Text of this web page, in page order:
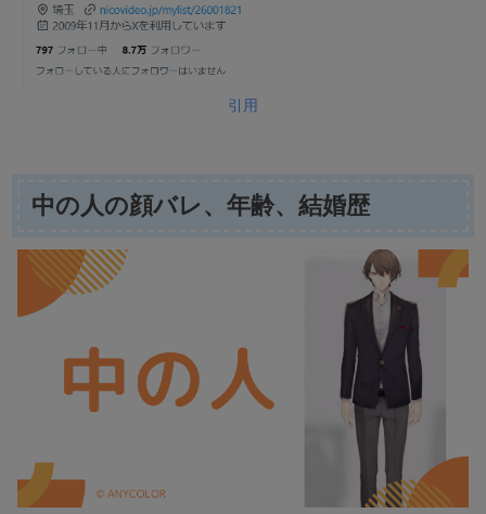
引用
中の人の顔バレ、年齢、結婚歴